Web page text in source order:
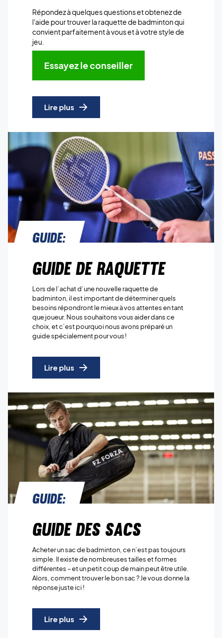
Répondez à quelques questions et obtenez de
l'aide pour trouver la raquette de badminton qui
convient parfaitement à vous et à votre style de
jeu.
Essayez le conseiller
Lire plus
Guide:
Guide de raquette
Lors de l’achat d’une nouvelle raquette de
badminton, il est important de déterminer quels
besoins répondront le mieux à vos attentes en tant
que joueur. Nous souhaitons vous aider dans ce
choix, et c’est pourquoi nous avons préparé un
guide spécialement pour vous !
Lire plus
Guide:
Guide des sacs
Acheter un sac de badminton, ce n’est pas toujours
simple. Il existe de nombreuses tailles et formes
différentes – et un petit coup de main peut être utile.
Alors, comment trouver le bon sac ? Je vous donne la
réponse juste ici !
Lire plus